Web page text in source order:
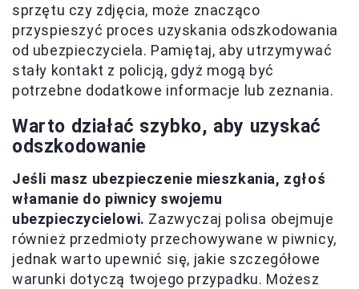
sprzętu czy zdjęcia, może znacząco
przyspieszyć proces uzyskania odszkodowania
od ubezpieczyciela. Pamiętaj, aby utrzymywać
stały kontakt z policją, gdyż mogą być
potrzebne dodatkowe informacje lub zeznania.
Warto działać szybko, aby uzyskać
odszkodowanie
Jeśli masz ubezpieczenie mieszkania, zgłoś
włamanie do piwnicy swojemu
ubezpieczycielowi. Zazwyczaj polisa obejmuje
również przedmioty przechowywane w piwnicy,
jednak warto upewnić się, jakie szczegółowe
warunki dotyczą twojego przypadku. Możesz